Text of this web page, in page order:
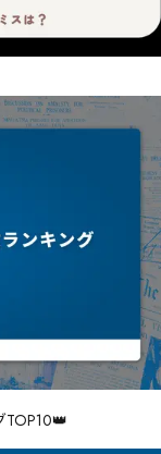
TOP10👑